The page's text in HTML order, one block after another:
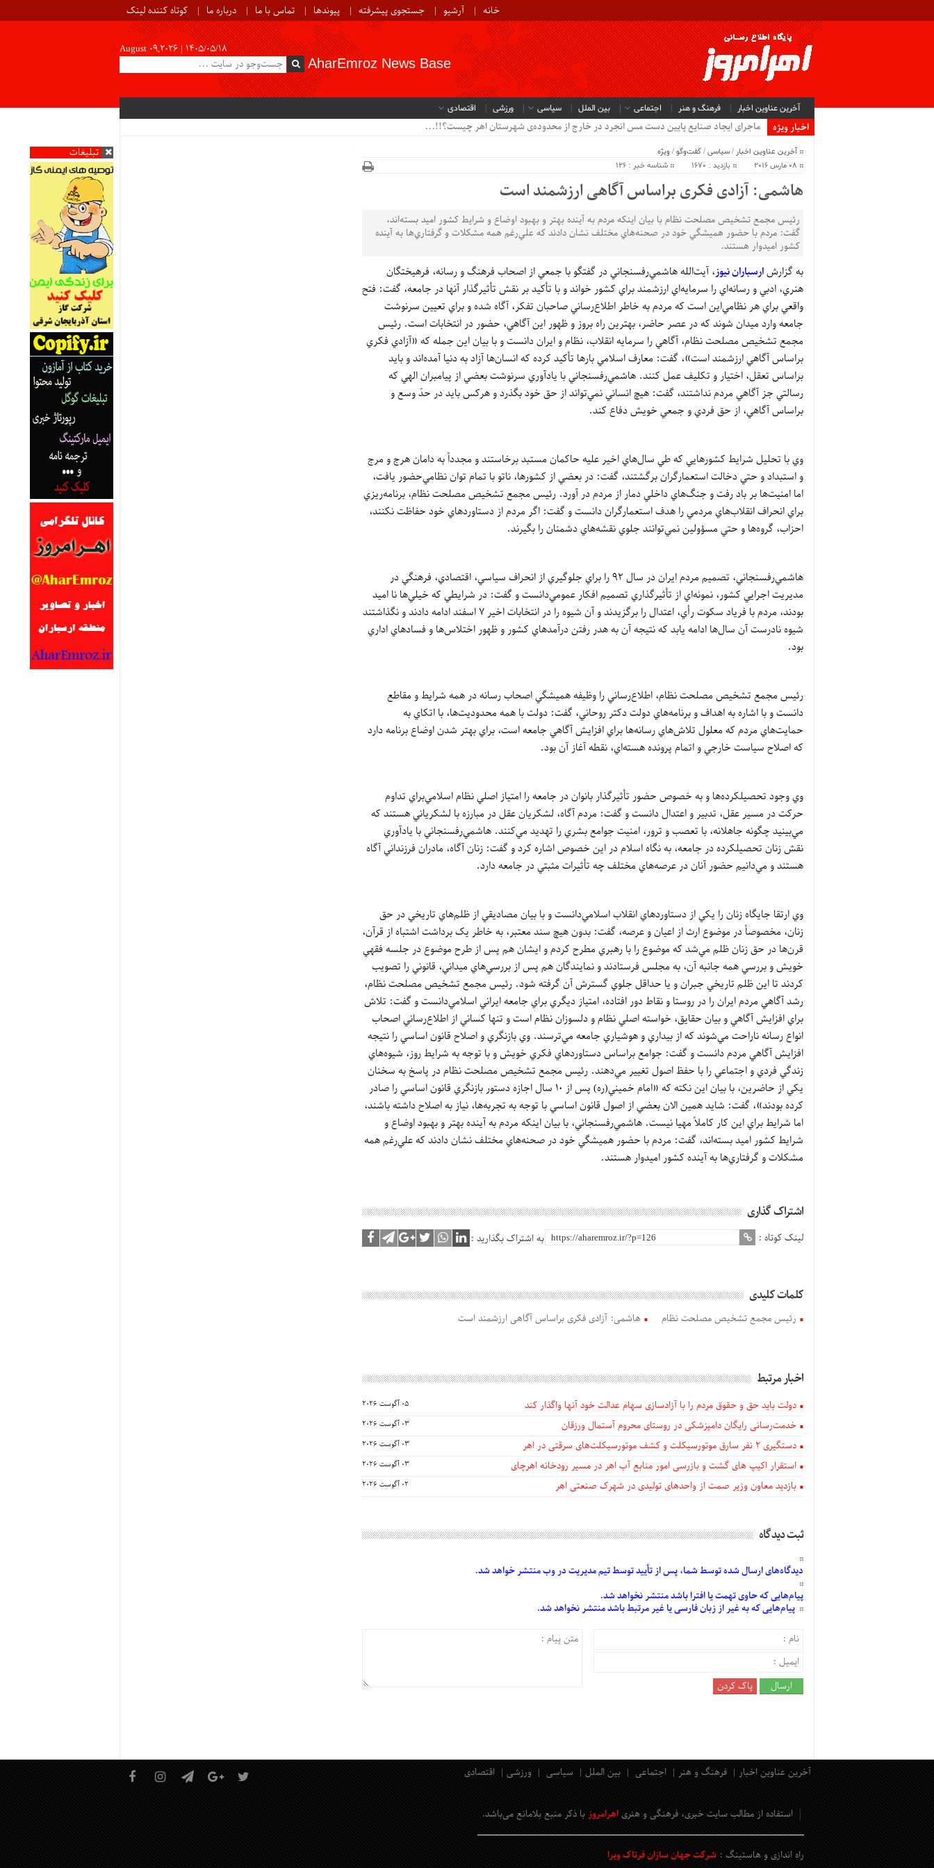
خانه آرشیو جستجوی پیشرفته پیوندها تماس با ما درباره ما کوتاه کننده لینک
August 09,2026 | ۱۴۰۵/۰۵/۱۸
AharEmroz News Base
آخرین عناوین اخبار فرهنگ و هنر اجتماعی بین الملل سیاسی ورزشی اقتصادی
اخبار ویژه
ماجرای ایجاد صنایع پایین دست مس انجرد در خارج از محدوده‌ی شهرستان اهر چیست؟!!...
تبلیغات
آخرین عناوین اخبار /سیاسی/گفت‌وگو/ ویژه
08 مارس 2016
بازدید : 1670 شناسه خبر : 126
هاشمی: آزادی فکری براساس آگاهی ارزشمند است
رئيس مجمع تشخيص مصلحت نظام با بيان اينکه مردم به آينده بهتر و بهبود اوضاع و شرايط کشور اميد بسته‌اند،
گفت: مردم با حضور هميشگي خود در صحنه‌هاي مختلف نشان دادند که علي‌رغم همه مشکلات و گرفتاري‌ها به آينده
کشور اميدوار هستند.
به گزارشارسباران نیوز، آيت‌الله‌ هاشمي‌رفسنجاني در گفتگو با جمعي از اصحاب فرهنگ و رسانه، فرهيختگان
هنري، ادبي و رسانه‌اي را سرمايه‌اي ارزشمند براي کشور خواند و با تأکيد بر نقش تأثيرگذار آنها در جامعه، گفت: فتح
واقعي براي هر نظامي‌اين است که مردم به خاطر اطلاع‌رساني صاحبان تفکر، آگاه شده و براي تعيين سرنوشت
جامعه وارد ميدان شوند که در عصر حاضر، بهترين راه بروز و ظهور اين آگاهي، حضور در انتخابات است. رئيس
مجمع تشخيص مصلحت نظام، آگاهي را سرمايه انقلاب، نظام و ايران دانست و با بيان اين جمله که «آزادي فکري
براساس آگاهي ارزشمند است»، گفت: معارف اسلامي‌ بارها تأکيد کرده که انسان‌ها آزاد به دنيا آمده‌اند و بايد
براساس تعقل، اختيار و تکليف عمل کنند. هاشمي‌رفسنجاني با يادآوري سرنوشت بعضي از پيامبران الهي که
رسالتي جز آگاهي مردم نداشتند، گفت: هيچ انساني نمي‌تواند از حق خود بگذرد و هرکس بايد در حدّ وسع و
براساس آگاهي، از حق فردي و جمعي خويش دفاع کند.
وي با تحليل شرايط کشورهايي که طي سال‌هاي اخير عليه حاکمان مستبد برخاستند و مجدداً به دامان هرج و مرج
و استبداد و حتي دخالت استعمارگران برگشتند، گفت: در بعضي از کشورها، ناتو با تمام توان نظامي‌حضور يافت،
اما امنيت‌ها بر باد رفت و جنگ‌هاي داخلي دمار از مردم در آورد. رئيس مجمع تشخيص مصلحت نظام، برنامه‌ريزي
براي انحراف انقلاب‌هاي مردمي ‌را هدف استعمارگران دانست و گفت: اگر مردم از دستاوردهاي خود حفاظت نکنند،
احزاب، گروه‌ها و حتي مسؤولين نمي‌توانند جلوي نقشه‌هاي دشمنان را بگيرند.
هاشمي‌رفسنجاني، تصميم مردم ايران در سال 92 را براي جلوگيري از انحراف سياسي، اقتصادي، فرهنگي در
مديريت اجرايي کشور، نمونه‌اي از تأثيرگذاري تصميم افکار عمومي‌دانست و گفت: در شرايطي که خيلي‌ها نا اميد
بودند، مردم با فرياد سکوت رأي، اعتدال را برگزيدند و آن شيوه را در انتخابات اخير 7 اسفند ادامه دادند و نگذاشتند
شيوه نادرست آن سال‌ها ادامه يابد که نتيجه آن به هدر رفتن درآمدهاي کشور و ظهور اختلاس‌ها و فسادهاي اداري
بود.
رئيس مجمع تشخيص مصلحت نظام، اطلاع‌رساني را وظيفه هميشگي اصحاب رسانه در همه شرايط و مقاطع
دانست و با اشاره به اهداف و برنامه‌هاي دولت دکتر روحاني، گفت: دولت با همه محدوديت‌ها، با اتکاي به
حمايت‌هاي مردم که معلول تلاش‌هاي رسانه‌ها براي افزايش آگاهي‌ جامعه است، براي بهتر شدن اوضاع برنامه دارد
که اصلاح سياست خارجي و اتمام پرونده هسته‌اي، نقطه آغاز آن بود.
وي وجود تحصيلکرده‌ها و به خصوص حضور تأثيرگذار بانوان در جامعه را امتياز اصلي نظام اسلامي‌براي تداوم
حرکت در مسير عقل، تدبير و اعتدال دانست و گفت: مردم آگاه، لشکريان عقل در مبارزه با لشکرياني هستند که
مي‌بينيد چگونه جاهلانه، با تعصب و ترور، امنيت جوامع بشري را تهديد مي‌کنند. هاشمي‌رفسنجاني با يادآوري
نقش زنان تحصيلکرده در جامعه، به نگاه اسلام در اين خصوص اشاره کرد و گفت: زنان آگاه، مادران فرزنداني آگاه
هستند و مي‌دانيم حضور آنان در عرصه‌هاي مختلف چه تأثيرات مثبتي در جامعه دارد.
وي ارتقا جايگاه زنان را يکي از دستاورد‌هاي انقلاب اسلامي‌دانست و با بيان مصاديقي از ظلم‌هاي تاريخي در حق
زنان، مخصوصاً در موضوع ارث از اعيان و عرصه، گفت: بدون هيچ سند معتبر، به خاطر يک برداشت اشتباه از قرآن،
قرن‌ها در حق زنان ظلم مي‌شد که موضوع را با رهبري مطرح کردم و ايشان هم پس از طرح موضوع در جلسه فقهي
خويش و بررسي همه جانبه آن، به مجلس فرستادند و نمايندگان هم پس از بررسي‌هاي ميداني، قانوني را تصويب
کردند تا اين ظلم تاريخي جبران و يا حداقل جلوي گسترش آن گرفته شود. رئيس مجمع تشخيص مصلحت نظام،
رشد آگاهي مردم ايران را در روستا و نقاط دور افتاده، امتياز ديگري براي جامعه ايراني اسلامي‌دانست و گفت: تلاش
براي افزايش آگاهي و بيان حقايق، خواسته‌ اصلي نظام و دلسوزان نظام است و تنها کساني از اطلاع‌رساني اصحاب
انواع رسانه ناراحت مي‌شوند که از بيداري و هوشياري جامعه مي‌ترسند. وي بازنگري و اصلاح قانون اساسي را نتيجه
افزايش آگاهي مردم دانست و گفت: جوامع براساس دستاوردهاي فکري خويش و با توجه به شرايط روز، شيوه‌هاي
زندگي فردي و اجتماعي را با حفظ اصول تغيير مي‌دهند. رئيس مجمع تشخيص مصلحت نظام در پاسخ به سخنان
يکي از حاضرين، با بيان اين نکته که «امام خميني(ره) پس از 10 سال اجازه دستور بازنگري قانون اساسي را صادر
کرده بودند»، گفت: شايد همين الان بعضي از اصول قانون اساسي با توجه به تجربه‌ها، نياز به اصلاح داشته باشند،
اما شرايط براي اين کار کاملاً مهيا نيست. هاشمي‌رفسنجاني، با بيان اينکه مردم به آينده بهتر و بهبود اوضاع و
شرايط کشور اميد بسته‌اند، گفت: مردم با حضور هميشگي خود در صحنه‌هاي مختلف نشان دادند که علي‌رغم همه
مشکلات و گرفتاري‌ها به آينده کشور اميدوار هستند.
اشتراک گذاری
لینک کوتاه : به اشتراک بگذارید :
کلمات کلیدی
رئيس مجمع تشخيص مصلحت نظام هاشمی: آزادی فکری براساس آگاهی ارزشمند است
اخبار مرتبط
دولت باید حق و حقوق مردم را با آزادسازی سهام عدالت خود آنها واگذار کند 05 آگوست 2026
خدمت‌رسانی رایگان دامپزشکی در روستای محروم آستمال ورزقان 03 آگوست 2026
دستگيری ۲ نفر سارق موتورسیکلت و کشف موتورسیکلت‌های سرقتی در اهر 03 آگوست 2026
استقرار اکیپ های گشت و بازرسی امور منابع آب اهر در مسیر رودخانه اهرچای 03 آگوست 2026
بازدید معاون وزیر صمت از واحدهای تولیدی در شهرک صنعتی اهر 02 آگوست 2026
ثبت دیدگاه
دیدگاه‌هایارسالشدهتوسط شما، پس از تأییدتوسط تیم مدیریت در وب منتشر خواهد شد.
پیام‌هاییکه حاوی تهمت یا افترا باشد منتشر نخواهد شد.
پیام‌هاییکه به غیر از زبان فارسی یا غیر مرتبط باشد منتشر نخواهد شد.
آخرین عناوین اخبار فرهنگ و هنر اجتماعی بین الملل سیاسی ورزشی اقتصادی
استفاده از مطالب سایت خبری، فرهنگی و هنری اهرامروز با ذکر منبع بلامانع می‌باشد.
راه اندازی و هاستینگ : شرکت جهان سازان فرتاک ویرا